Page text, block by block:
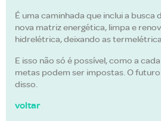
É uma caminhada que inclui a
nova matriz energética, limpa e
hidrelétrica, deixando as
E isso não só é possível, como a
metas podem ser impostas. O
disso.
voltar